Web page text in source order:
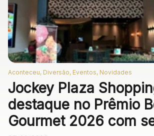
Aconteceu, Diversão, Eventos, Novidades
Jockey Plaza
destaque no Prêmio
Gourmet 2026 com